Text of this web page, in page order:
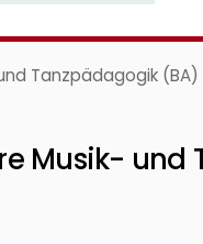
Tanzpädagogik (BA)
Musik- und